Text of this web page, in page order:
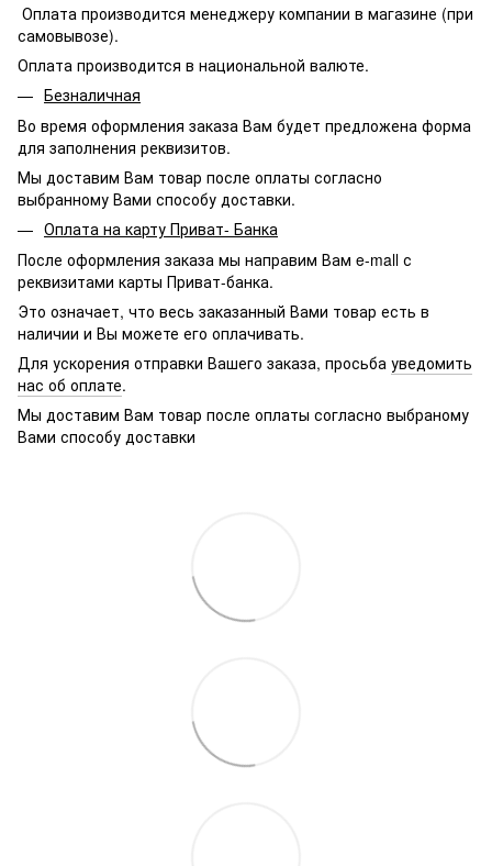
Оплата производится менеджеру компании в магазине (при
самовывозе).
Оплата производится в национальной валюте.
Безналичная
Во время оформления заказа Вам будет предложена форма
для заполнения реквизитов.
Мы доставим Вам товар после оплаты согласно
выбранному Вами способу доставки.
Оплата на карту Приват- Банка
После оформления заказа мы направим Вам e-mall с
реквизитами карты Приват-банка.
Это означает, что весь заказанный Вами товар есть в
наличии и Вы можете его оплачивать.
Для ускорения отправки Вашего заказа, просьба уведомить
нас об оплате.
Мы доставим Вам товар после оплаты согласно выбраному
Вами способу доставки